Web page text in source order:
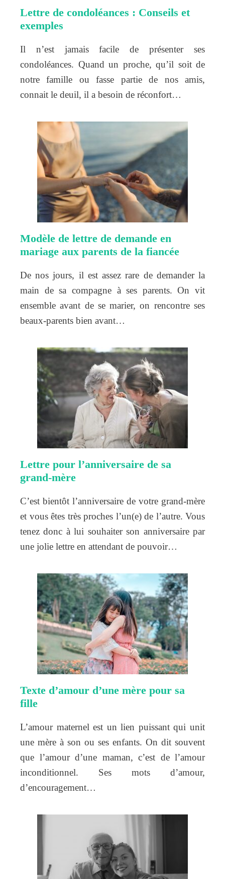
Lettre de condoléances : Conseils et
exemples
Il n’est jamais facile de présenter ses
condoléances. Quand un proche, qu’il soit de
notre famille ou fasse partie de nos amis,
connait le deuil, il a besoin de réconfort…
Modèle de lettre de demande en
mariage aux parents de la fiancée
De nos jours, il est assez rare de demander la
main de sa compagne à ses parents. On vit
ensemble avant de se marier, on rencontre ses
beaux-parents bien avant…
Lettre pour l’anniversaire de sa
grand-mère
C’est bientôt l’anniversaire de votre grand-mère
et vous êtes très proches l’un(e) de l’autre. Vous
tenez donc à lui souhaiter son anniversaire par
une jolie lettre en attendant de pouvoir…
Texte d’amour d’une mère pour sa
fille
L’amour maternel est un lien puissant qui unit
une mère à son ou ses enfants. On dit souvent
que l’amour d’une maman, c’est de l’amour
inconditionnel. Ses mots d’amour,
d’encouragement…